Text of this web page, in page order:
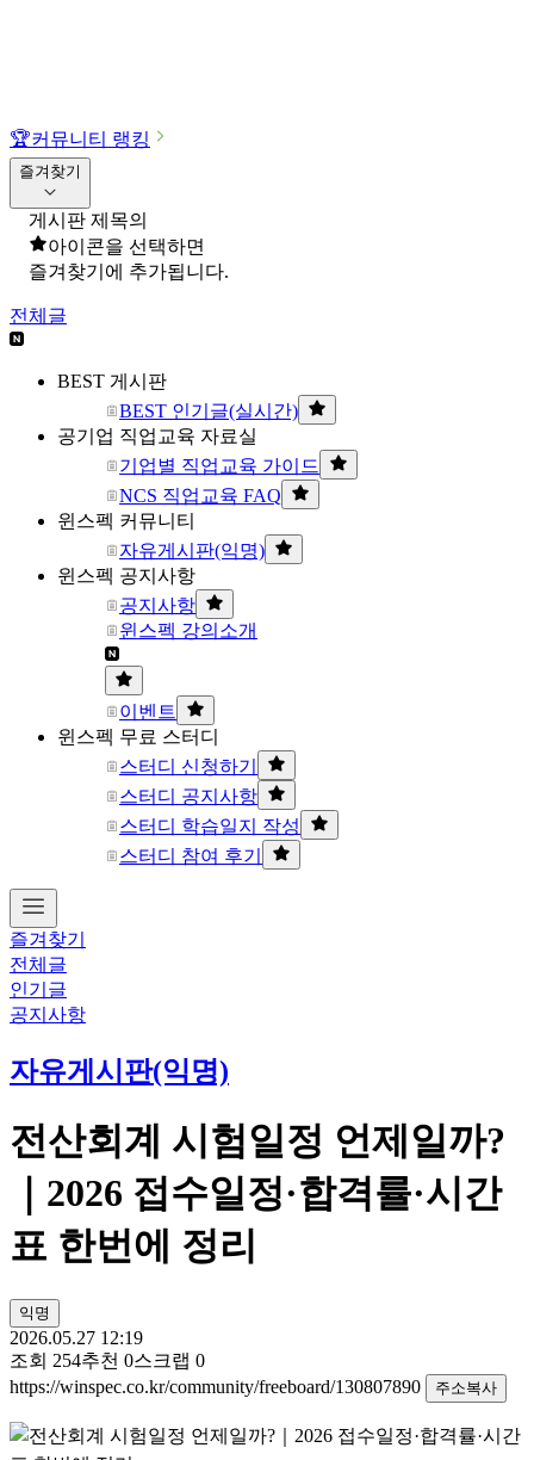
🏆커뮤니티 랭킹
즐겨찾기
게시판 제목의
아이콘을 선택하면
즐겨찾기에 추가됩니다.
전체글
BEST 게시판
BEST 인기글(실시간)
공기업 직업교육 자료실
기업별 직업교육 가이드
NCS 직업교육 FAQ
윈스펙 커뮤니티
자유게시판(익명)
윈스펙 공지사항
공지사항
윈스펙 강의소개
이벤트
윈스펙 무료 스터디
스터디 신청하기
스터디 공지사항
스터디 학습일지 작성
스터디 참여 후기
즐겨찾기
전체글
인기글
공지사항
자유게시판(익명)
전산회계 시험일정 언제일까?
｜2026 접수일정·합격률·시간
표 한번에 정리
익명
2026.05.27 12:19
조회 254추천 0스크랩 0
https://winspec.co.kr/community/freeboard/130807890
주소복사